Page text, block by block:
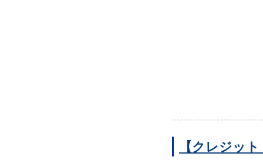
【クレジッ